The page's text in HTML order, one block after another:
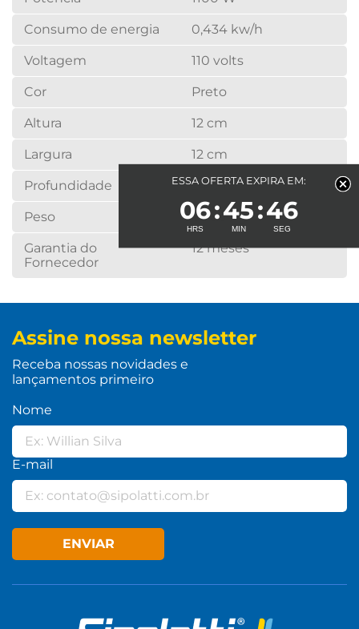
Consumo de energia 0,434 kw/h
Voltagem 110 volts
Cor Preto
Altura 12 cm
Largura 12 cm
Profundidade 24 cm
Peso 0,786 Kg
Garantia do
Fornecedor
12 meses
Assine nossa newsletter
Receba nossas novidades e
lançamentos primeiro
Nome
E-mail
ENVIAR
ESSA OFERTA EXPIRA EM:
06 45 46